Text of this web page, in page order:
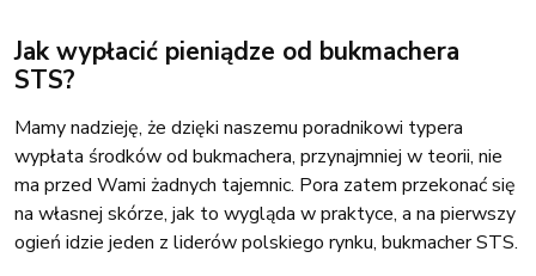
Jak wypłacić pieniądze od bukmachera
STS?
Mamy nadzieję, że dzięki naszemu poradnikowi typera
wypłata środków od bukmachera, przynajmniej w teorii, nie
ma przed Wami żadnych tajemnic. Pora zatem przekonać się
na własnej skórze, jak to wygląda w praktyce, a na pierwszy
ogień idzie jeden z liderów polskiego rynku, bukmacher STS.